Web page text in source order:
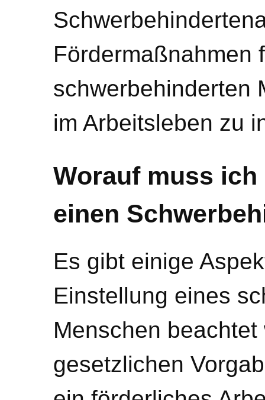
Fördermaßnahmen
schwerbehinderten
im Arbeitsleben zu
Worauf muss
einen
Es gibt einige
Einstellung eines
Menschen
gesetzlichen